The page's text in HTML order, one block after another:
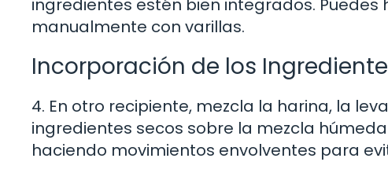
ingredientes estén bien integrados.
manualmente con varillas.
Incorporación de los
4. En otro recipiente, mezcla la harina, la
ingredientes secos sobre la mezcla
haciendo movimientos envolventes para